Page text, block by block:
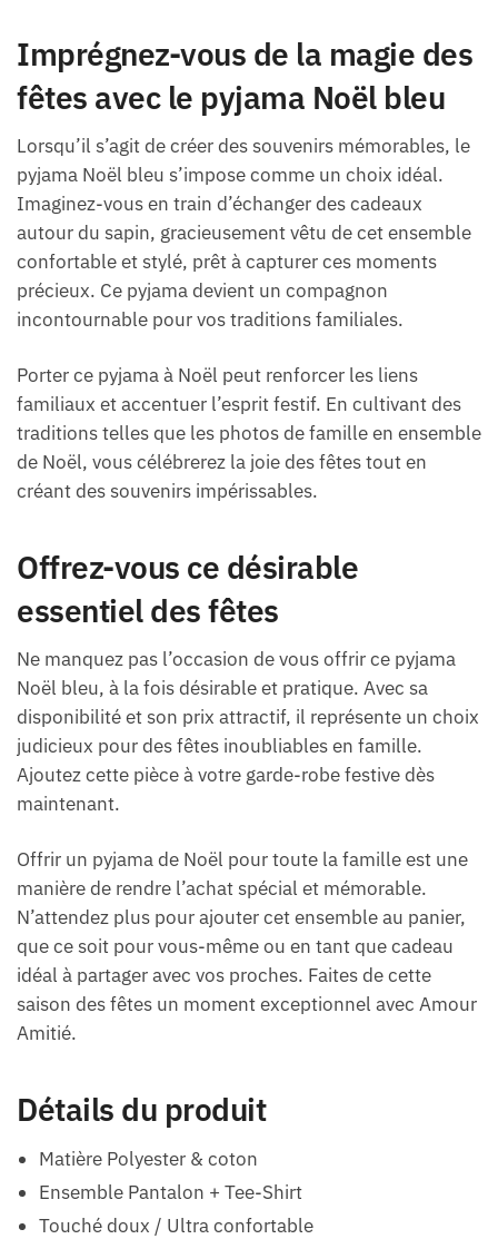
Imprégnez-vous de la magie des
fêtes avec le pyjama Noël bleu
Lorsqu’il s’agit de créer des souvenirs mémorables, le
pyjama Noël bleu s’impose comme un choix idéal.
Imaginez-vous en train d’échanger des cadeaux
autour du sapin, gracieusement vêtu de cet ensemble
confortable et stylé, prêt à capturer ces moments
précieux. Ce pyjama devient un compagnon
incontournable pour vos traditions familiales.
Porter ce pyjama à Noël peut renforcer les liens
familiaux et accentuer l’esprit festif. En cultivant des
traditions telles que les photos de famille en ensemble
de Noël, vous célébrerez la joie des fêtes tout en
créant des souvenirs impérissables.
Offrez-vous ce désirable
essentiel des fêtes
Ne manquez pas l’occasion de vous offrir ce pyjama
Noël bleu, à la fois désirable et pratique. Avec sa
disponibilité et son prix attractif, il représente un choix
judicieux pour des fêtes inoubliables en famille.
Ajoutez cette pièce à votre garde-robe festive dès
maintenant.
Offrir un pyjama de Noël pour toute la famille est une
manière de rendre l’achat spécial et mémorable.
N’attendez plus pour ajouter cet ensemble au panier,
que ce soit pour vous-même ou en tant que cadeau
idéal à partager avec vos proches. Faites de cette
saison des fêtes un moment exceptionnel avec Amour
Amitié.
Détails du produit
Matière Polyester & coton
Ensemble Pantalon + Tee-Shirt
Touché doux / Ultra confortable